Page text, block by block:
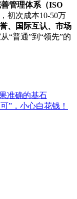
善管理体系（ISO
，初次成本10-50万
、国际互认、市场
“普通”到“领先”的
准确的基石
”，小心白花钱！